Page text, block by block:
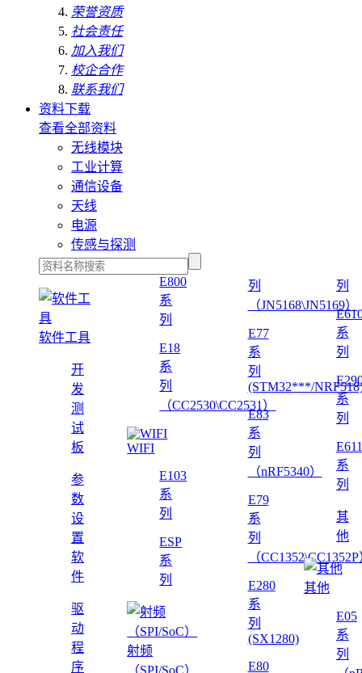
荣誉资质
社会责任
加入我们
校企合作
联系我们
资料下载
查看全部资料
无线模块
工业计算
通信设备
天线
电源
传感与探测
软件工具
开
发
测
试
板
参
数
设
置
软
件
驱
动
程
序
E800
系
列
E18
系
列
（CC2530\CC2531）
WIFI
E103
系
列
ESP
系
列
射频
（SPI/SoC）
列
（JN5168\JN5169）
E77
系
列
(STM32***/
E83
系
列
（nRF5340）
E79
系
列
（
E280
系
列
(SX1280)
E80
列
系
列
系
列
E611
系
列
其
他
其他
E05
系
列